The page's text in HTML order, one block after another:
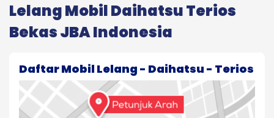
Lelang Mobil Daihatsu Terios
Bekas JBA Indonesia
Daftar Mobil Lelang - Daihatsu - Terios